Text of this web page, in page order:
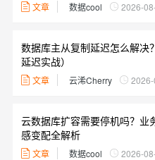
文章 数据cool 2026-
数据库主从复制延迟怎么解决
延迟实战）
文章 云浠Cherry
云数据库扩容需要停机吗？
感变配全解析
文章 数据cool 2026-